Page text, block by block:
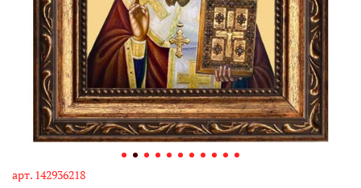
арт. 142936218